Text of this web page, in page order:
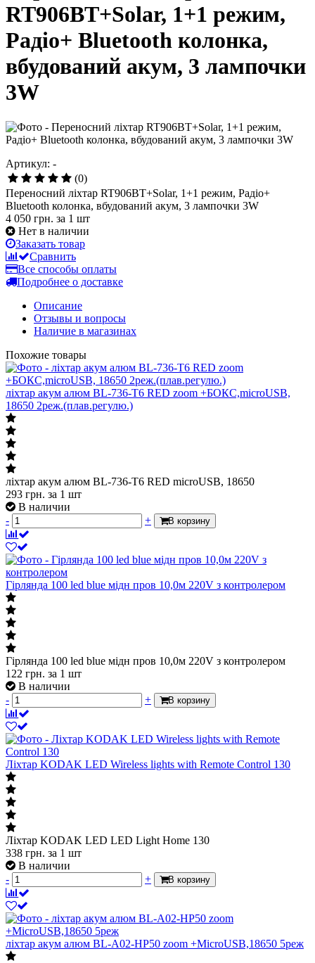
RT906BT+Solar, 1+1 режим,
Радіо+ Bluetooth колонка,
вбудований акум, 3 лампочки
3W
Артикул: -
(0)
Переносний ліхтар RT906BT+Solar, 1+1 режим, Радіо+
Bluetooth колонка, вбудований акум, 3 лампочки 3W
4 050 грн. за 1 шт
Нет в наличии
Заказать товар
Сравнить
Все способы оплаты
Подробнее о доставке
Описание
Отзывы и вопросы
Наличие в магазинах
Похожие товары
ліхтар акум алюм BL-736-T6 RED zoom +БОКС,microUSB,
18650 2реж.(плав.регулю.)
ліхтар акум алюм BL-736-T6 RED microUSB, 18650
293 грн. за 1 шт
В наличии
-
+ В корзину
Гірлянда 100 led blue мідн пров 10,0м 220V з контролером
Гірлянда 100 led blue мідн пров 10,0м 220V з контролером
122 грн. за 1 шт
В наличии
-
+ В корзину
Лiхтар KODAK LED Wireless lights with Remote Control 130
Лiхтар KODAK LED LED Light Home 130
338 грн. за 1 шт
В наличии
-
+ В корзину
ліхтар акум алюм BL-A02-HP50 zoom +MicroUSB,18650 5реж